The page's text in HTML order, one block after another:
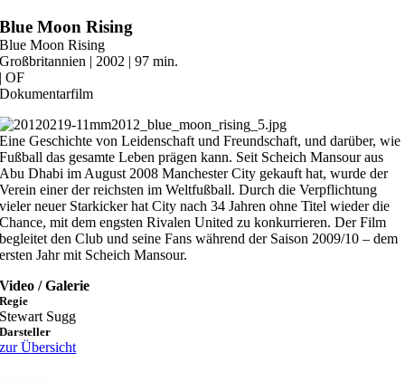
Zum
Inhalt
springen
Blue Moon Rising
Blue Moon Rising
Großbritannien | 2002 | 97 min.
| OF
Dokumentarfilm
Eine Geschichte von Leidenschaft und Freundschaft, und darüber, wie
Fußball das gesamte Leben prägen kann. Seit Scheich Mansour aus
Abu Dhabi im August 2008 Manchester City gekauft hat, wurde der
Verein einer der reichsten im Weltfußball. Durch die Verpflichtung
vieler neuer Starkicker hat City nach 34 Jahren ohne Titel wieder die
Chance, mit dem engsten Rivalen United zu konkurrieren. Der Film
begleitet den Club und seine Fans während der Saison 2009/10 – dem
ersten Jahr mit Scheich Mansour.
Video / Galerie
Regie
Stewart Sugg
Darsteller
zur Übersicht